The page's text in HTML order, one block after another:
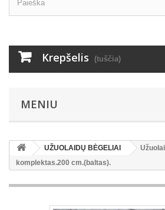
Krepšelis (tuščia)
MENIU
UŽUOLAIDŲ BĖGELIAI
komplektas.200 cm.(baltas).